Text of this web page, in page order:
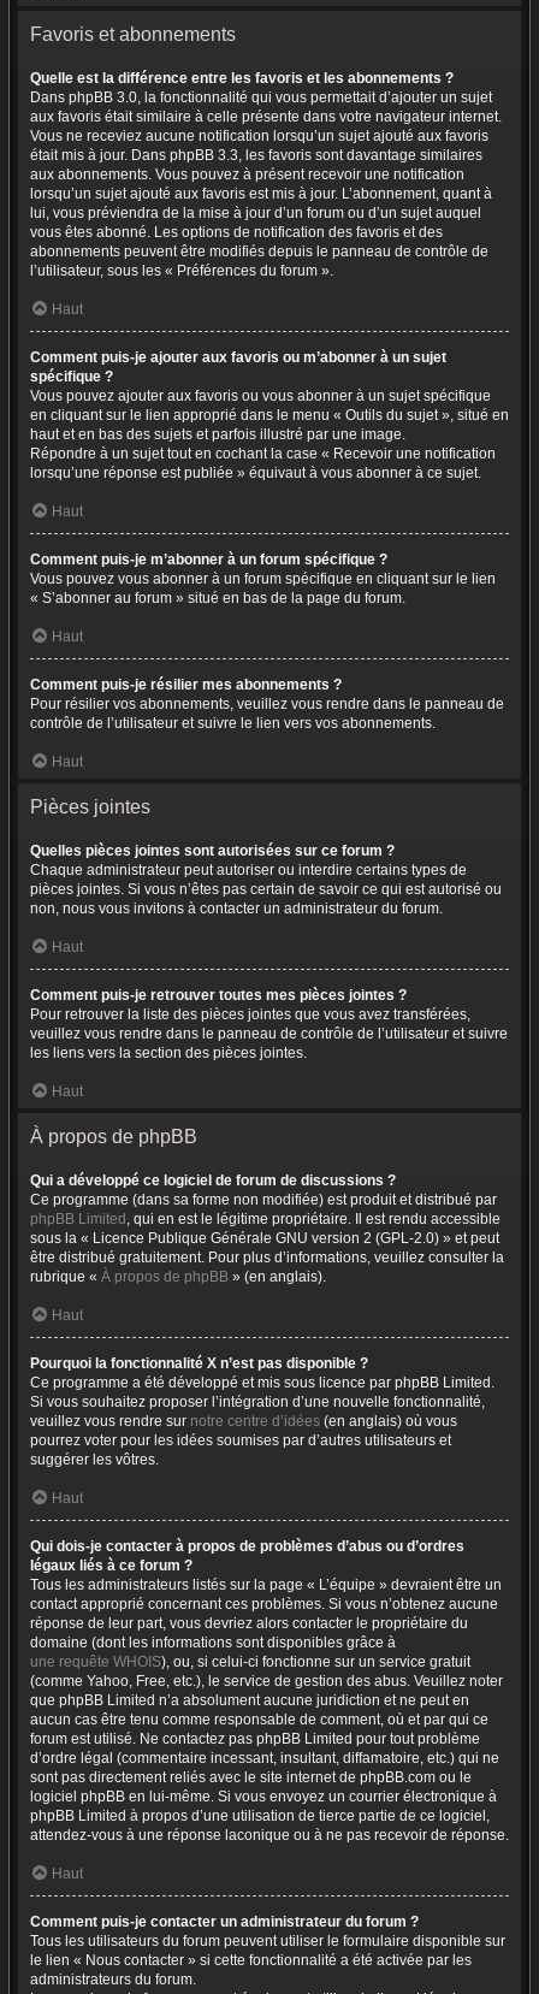
Favoris et abonnements
Quelle est la différence entre les favoris et les abonnements ?
Dans phpBB 3.0, la fonctionnalité qui vous permettait d’ajouter un sujet
aux favoris était similaire à celle présente dans votre navigateur internet.
Vous ne receviez aucune notification lorsqu’un sujet ajouté aux favoris
était mis à jour. Dans phpBB 3.3, les favoris sont davantage similaires
aux abonnements. Vous pouvez à présent recevoir une notification
lorsqu’un sujet ajouté aux favoris est mis à jour. L’abonnement, quant à
lui, vous préviendra de la mise à jour d’un forum ou d’un sujet auquel
vous êtes abonné. Les options de notification des favoris et des
abonnements peuvent être modifiés depuis le panneau de contrôle de
l’utilisateur, sous les « Préférences du forum ».
Haut
Comment puis-je ajouter aux favoris ou m’abonner à un sujet
spécifique ?
Vous pouvez ajouter aux favoris ou vous abonner à un sujet spécifique
en cliquant sur le lien approprié dans le menu « Outils du sujet », situé en
haut et en bas des sujets et parfois illustré par une image.
Répondre à un sujet tout en cochant la case « Recevoir une notification
lorsqu’une réponse est publiée » équivaut à vous abonner à ce sujet.
Haut
Comment puis-je m’abonner à un forum spécifique ?
Vous pouvez vous abonner à un forum spécifique en cliquant sur le lien
« S’abonner au forum » situé en bas de la page du forum.
Haut
Comment puis-je résilier mes abonnements ?
Pour résilier vos abonnements, veuillez vous rendre dans le panneau de
contrôle de l’utilisateur et suivre le lien vers vos abonnements.
Haut
Pièces jointes
Quelles pièces jointes sont autorisées sur ce forum ?
Chaque administrateur peut autoriser ou interdire certains types de
pièces jointes. Si vous n’êtes pas certain de savoir ce qui est autorisé ou
non, nous vous invitons à contacter un administrateur du forum.
Haut
Comment puis-je retrouver toutes mes pièces jointes ?
Pour retrouver la liste des pièces jointes que vous avez transférées,
veuillez vous rendre dans le panneau de contrôle de l’utilisateur et suivre
les liens vers la section des pièces jointes.
Haut
À propos de phpBB
Qui a développé ce logiciel de forum de discussions ?
Ce programme (dans sa forme non modifiée) est produit et distribué par
phpBB Limited , qui en est le légitime propriétaire. Il est rendu accessible
sous la « Licence Publique Générale GNU version 2 (GPL-2.0) » et peut
être distribué gratuitement. Pour plus d’informations, veuillez consulter la
rubrique « À propos de phpBB » (en anglais).
Haut
Pourquoi la fonctionnalité X n’est pas disponible ?
Ce programme a été développé et mis sous licence par phpBB Limited.
Si vous souhaitez proposer l’intégration d’une nouvelle fonctionnalité,
veuillez vous rendre sur notre centre d’idées (en anglais) où vous
pourrez voter pour les idées soumises par d’autres utilisateurs et
suggérer les vôtres.
Haut
Qui dois-je contacter à propos de problèmes d’abus ou d’ordres
légaux liés à ce forum ?
Tous les administrateurs listés sur la page « L’équipe » devraient être un
contact approprié concernant ces problèmes. Si vous n’obtenez aucune
réponse de leur part, vous devriez alors contacter le propriétaire du
domaine (dont les informations sont disponibles grâce à
une requête WHOIS), ou, si celui-ci fonctionne sur un service gratuit
(comme Yahoo, Free, etc.), le service de gestion des abus. Veuillez noter
que phpBB Limited n’a absolument aucune juridiction et ne peut en
aucun cas être tenu comme responsable de comment, où et par qui ce
forum est utilisé. Ne contactez pas phpBB Limited pour tout problème
d’ordre légal (commentaire incessant, insultant, diffamatoire, etc.) qui ne
sont pas directement reliés avec le site internet de phpBB.com ou le
logiciel phpBB en lui-même. Si vous envoyez un courrier électronique à
phpBB Limited à propos d’une utilisation de tierce partie de ce logiciel,
attendez-vous à une réponse laconique ou à ne pas recevoir de réponse.
Haut
Comment puis-je contacter un administrateur du forum ?
Tous les utilisateurs du forum peuvent utiliser le formulaire disponible sur
le lien « Nous contacter » si cette fonctionnalité a été activée par les
administrateurs du forum.